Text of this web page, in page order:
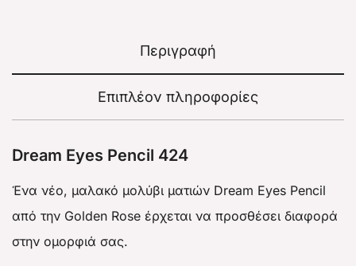
Περιγραφή
Επιπλέον πληροφορίες
Dream Eyes Pencil 424
Ένα νέο, μαλακό μολύβι ματιών Dream Eyes Pencil
από την Golden Rose έρχεται να προσθέσει διαφορά
στην ομορφιά σας.